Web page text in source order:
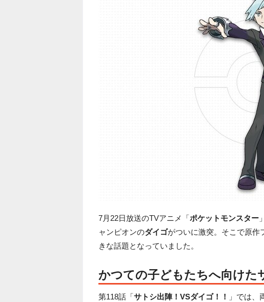
7月22日放送のTVアニメ「ポケットモンスター
ャンピオンのダイゴがついに激突。そこで原作
きな話題となっていました。
かつての子どもたちへ向けた
第118話「サトシ出陣！VSダイゴ！！
」では、